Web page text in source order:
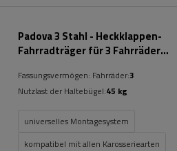
Padova 3 Stahl - Heckklappen-
Fahrradträger für 3 Fahrräder
Fassungsvermögen: Fahrräder:3
Nutzlast der Haltebügel:45 kg
universelles Montagesystem
kompatibel mit allen Karosseriearten